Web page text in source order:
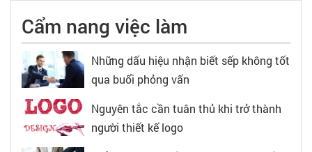
Cẩm nang việc làm
Những dấu hiệu nhận biết sếp không tốt
qua buổi phỏng vấn
Nguyên tắc cần tuân thủ khi trở thành
người thiết kế logo